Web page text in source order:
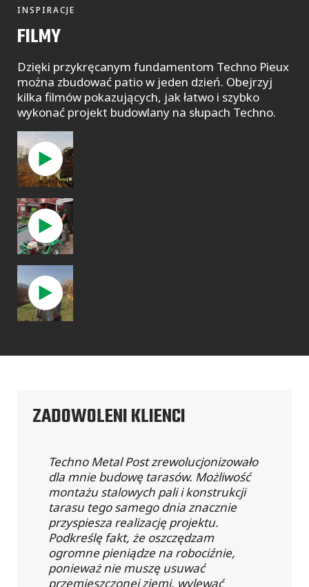
INSPIRACJE
FILMY
Dzięki przykręcanym fundamentom Techno Pieux
można zbudować patio w jeden dzień. Obejrzyj
kilka filmów pokazujących, jak łatwo i szybko
wykonać projekt budowlany na słupach Techno.
ZADOWOLENI KLIENCI
Techno Metal Post zrewolucjonizowało
dla mnie budowę tarasów. Możliwość
montażu stalowych pali i konstrukcji
tarasu tego samego dnia znacznie
przyspiesza realizację projektu.
Podkreślę fakt, że oszczędzam
ogromne pieniądze na robociźnie,
ponieważ nie muszę usuwać
przemieszczonej ziemi, wylewać